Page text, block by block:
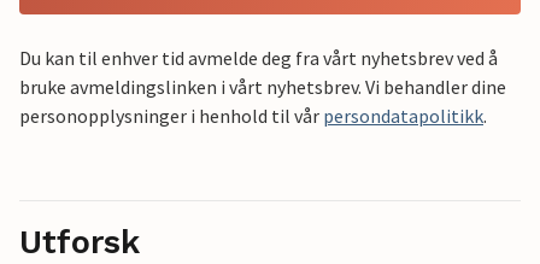
Du kan til enhver tid avmelde deg fra vårt nyhetsbrev ved å
bruke avmeldingslinken i vårt nyhetsbrev. Vi behandler dine
personopplysninger i henhold til vår persondatapolitikk.
Utforsk